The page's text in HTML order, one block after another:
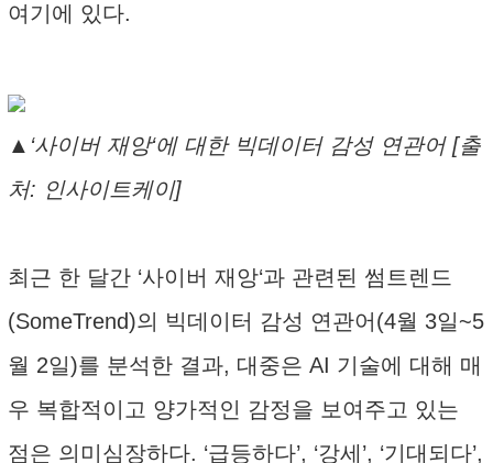
여기에 있다.
▲‘사이버 재앙‘에 대한 빅데이터 감성 연관어 [출
처: 인사이트케이]
최근 한 달간 ‘사이버 재앙‘과 관련된 썸트렌드
(SomeTrend)의 빅데이터 감성 연관어(4월 3일~5
월 2일)를 분석한 결과, 대중은 AI 기술에 대해 매
우 복합적이고 양가적인 감정을 보여주고 있는
점은 의미심장하다. ‘급등하다’, ‘강세’, ‘기대되다’,